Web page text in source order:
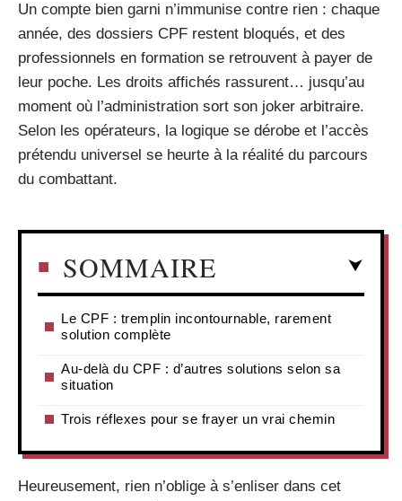
Un compte bien garni n’immunise contre rien : chaque
année, des dossiers CPF restent bloqués, et des
professionnels en formation se retrouvent à payer de
leur poche. Les droits affichés rassurent… jusqu’au
moment où l’administration sort son joker arbitraire.
Selon les opérateurs, la logique se dérobe et l’accès
prétendu universel se heurte à la réalité du parcours
du combattant.
SOMMAIRE
Le CPF : tremplin incontournable, rarement
solution complète
Au-delà du CPF : d’autres solutions selon sa
situation
Trois réflexes pour se frayer un vrai chemin
Heureusement, rien n’oblige à s’enliser dans cet